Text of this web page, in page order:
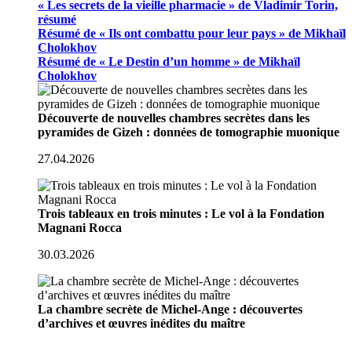
« Les secrets de la vieille pharmacie » de Vladimir Torin,
résumé
Résumé de « Ils ont combattu pour leur pays » de Mikhaïl
Cholokhov
Résumé de « Le Destin d’un homme » de Mikhaïl
Cholokhov
Découverte de nouvelles chambres secrètes dans les
pyramides de Gizeh : données de tomographie muonique
27.04.2026
Trois tableaux en trois minutes : Le vol à la Fondation
Magnani Rocca
30.03.2026
La chambre secrète de Michel-Ange : découvertes
d’archives et œuvres inédites du maître